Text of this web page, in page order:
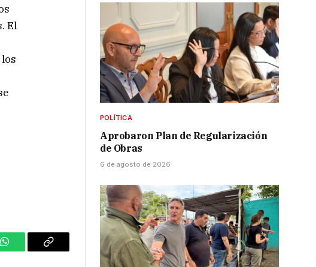
El
WhatsAppCopy
POLÍTICA
Aprobaron Plan de Regularización
de Obras
6 de agosto de 2026